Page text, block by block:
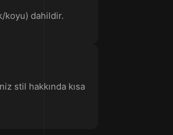
koyu) dahildir.
stil hakkında kısa